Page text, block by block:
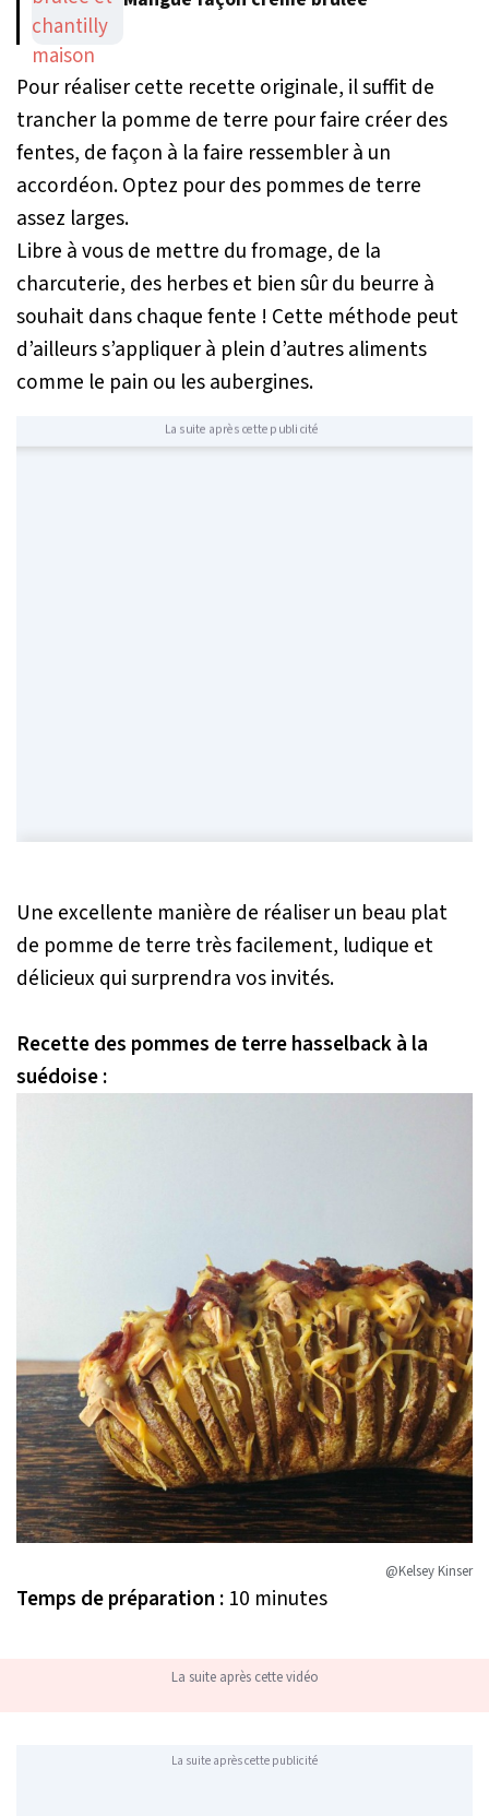
Pour réaliser cette recette originale, il suffit de
trancher la pomme de terre pour faire créer des
fentes, de façon à la faire ressembler à un
accordéon. Optez pour des pommes de terre
assez larges.
Libre à vous de mettre du fromage, de la
charcuterie, des herbes et bien sûr du beurre à
souhait dans chaque fente ! Cette méthode peut
d’ailleurs s’appliquer à plein d’autres aliments
comme le pain ou les aubergines.
La suite après cette publicité
Une excellente manière de réaliser un beau plat
de pomme de terre très facilement, ludique et
délicieux qui surprendra vos invités.
Recette des pommes de terre hasselback à la
suédoise :
@Kelsey Kinser
Temps de préparation : 10 minutes
La suite après cette vidéo
La suite après cette publicité